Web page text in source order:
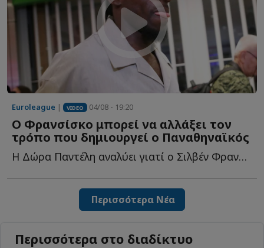
Euroleague | VIDEO 04/08 - 19:20
Ο Φρανσίσκο μπορεί να αλλάξει τον
τρόπο που δημιουργεί ο Παναθηναϊκός
Η Δώρα Παντέλη αναλύει γιατί ο Σιλβέν Φρανσίσκο μπορεί ν...
Περισσότερα Νέα
Περισσότερα στο διαδίκτυο